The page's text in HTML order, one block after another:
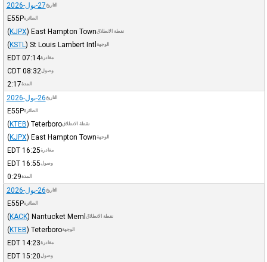
التاريخ27-يول-2026
الطائرةE55P
نقطة الانطلاقEast Hampton Town
(KJPX)
الوجهة St Louis Lambert Intl
(KSTL )
مغادرة07:14
EDT
وصول 08:32
CDT
المدة2:17
التاريخ26-يول-2026
الطائرةE55P
نقطة الانطلاقTeterboro
(KTEB)
الوجهةEast Hampton Town
(KJPX)
مغادرة16:25
EDT
وصول 16:55
EDT
المدة0:29
التاريخ26-يول-2026
الطائرةE55P
نقطة الانطلاق Nantucket Meml
(KACK)
الوجهةTeterboro
(KTEB)
مغادرة14:23
EDT
وصول 15:20
EDT